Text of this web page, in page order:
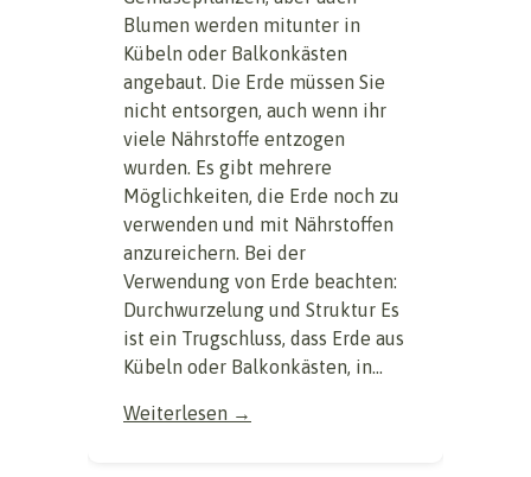
Blumen werden mitunter in
Kübeln oder Balkonkästen
angebaut. Die Erde müssen Sie
nicht entsorgen, auch wenn ihr
viele Nährstoffe entzogen
wurden. Es gibt mehrere
Möglichkeiten, die Erde noch zu
verwenden und mit Nährstoffen
anzureichern. Bei der
Verwendung von Erde beachten:
Durchwurzelung und Struktur Es
ist ein Trugschluss, dass Erde aus
Kübeln oder Balkonkästen, in...
Weiterlesen →